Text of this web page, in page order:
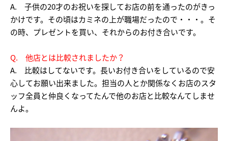
A. 子供の20才のお祝いを探してお店の前を通ったのがきっ
かけです。その頃はカミネの上が職場だったので・・・。そ
の時、プレゼントを買い、それからのお付き合いです。
Q. 他店とは比較されましたか？
A. 比較はしてないです。長いお付き合いをしているので安
心してお願い出来ました。担当の人とか関係なくお店のスタ
ッフ全員と仲良くなってたんで他のお店と比較なんてしませ
んよ。